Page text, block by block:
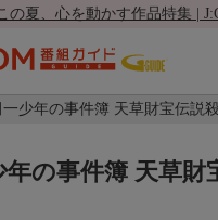
の夏、心を動かす作品特集 |
一少年の事件簿 天草財宝伝説
年の事件簿 天草財